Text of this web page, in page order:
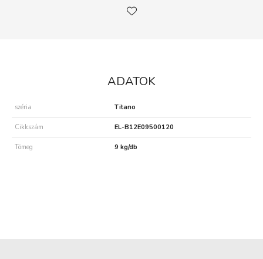
ADATOK
széria Titano
Cikkszám EL-B12E09500120
Tömeg 9 kg/db